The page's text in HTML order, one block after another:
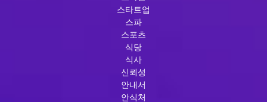
스타트업
스파
스포츠
식당
식사
신뢰성
안내서
안식처